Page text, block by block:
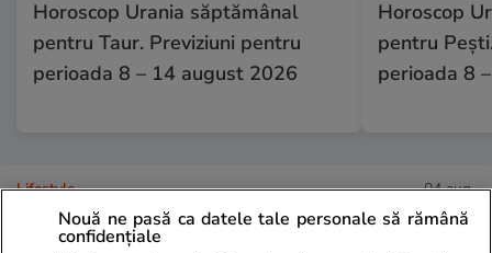
Horoscop Urania săptămânal
pentru Taur. Previziuni pentru
perioada 8 – 14 august 2026
Horoscop
pentru
perioada 8
Lifestyle 04 aug.
Nouă ne pasă ca datele tale personale să rămână
confidențiale